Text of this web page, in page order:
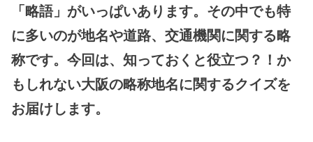
「略語」がいっぱいあります。その中でも特
に多いのが地名や道路、交通機関に関する略
称です。今回は、知っておくと役立つ？！か
もしれない大阪の略称地名に関するクイズを
お届けします。